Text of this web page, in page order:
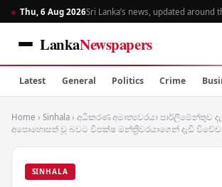
Thu, 6 Aug 2026Sri Lanka’s news, updated around
LankaNewspapers
Latest General Politics Crime
Home › Sinhala › අධිකරණ අමාත්‍යවරයා පාර්ලිමේන්තුව
අපොහොසත් වූ බවට විපක්ෂ මන්ත්‍රීවරයාගෙන් දැඩි
SINHALA